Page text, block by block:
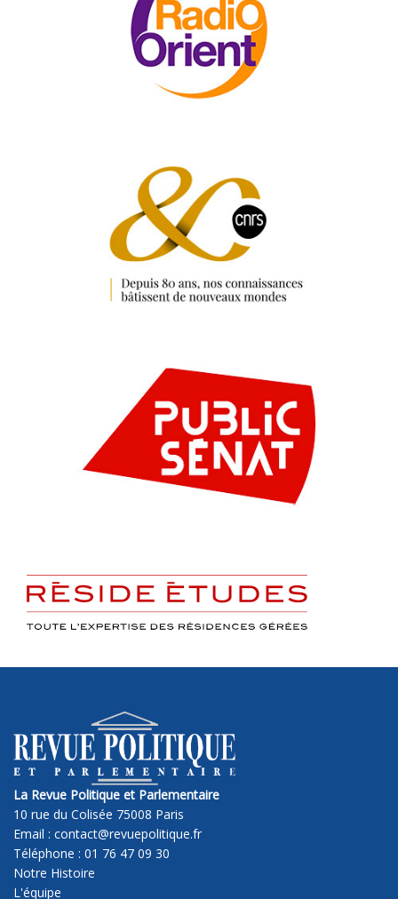
La Revue Politique et Parlementaire
10 rue du Colisée 75008 Paris
Email : contact@revuepolitique.fr
Téléphone : 01 76 47 09 30
Notre Histoire
L'équipe